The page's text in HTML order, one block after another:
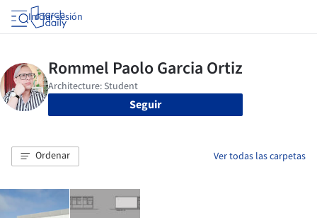
Iniciar sesión
Seguir
Ordenar Ver todas las carpetas